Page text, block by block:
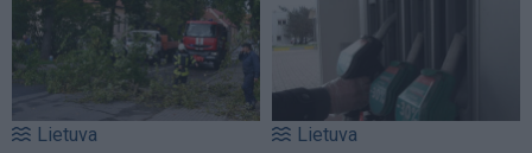
Lietuva Lietuva